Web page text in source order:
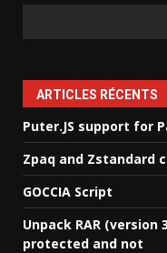
ARTICLES RÉCENTS
Puter.JS support for
Zpaq and Zstandard
GOCCIA Script
Unpack RAR (version
protected and not